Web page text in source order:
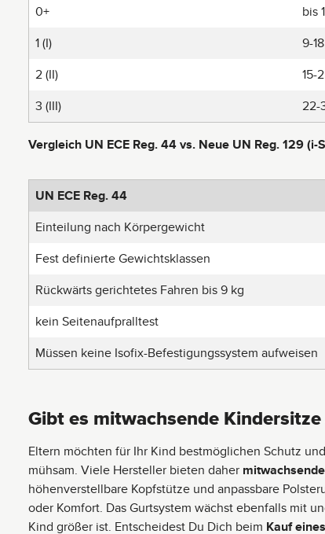
0+
bis
1 (I)
9-
2 (II)
15-
3 (III)
22-
Vergleich UN ECE Reg. 44 vs. Neue UN Reg. 129 (i-
UN ECE Reg. 44
Einteilung nach Körpergewicht
Fest definierte Gewichtsklassen
Rückwärts gerichtetes Fahren bis 9 kg
kein Seitenaufpralltest
Müssen keine Isofix-Befestigungssystem aufweisen
Gibt es mitwachsende
Eltern möchten für Ihr Kind bestmöglichen Schutz
mühsam. Viele Hersteller bieten daher
höhenverstellbare Kopfstütze und anpassbare
oder Komfort. Das Gurtsystem wächst ebenfalls mit
Kind größer ist. Entscheidest Du Dich beim Kauf